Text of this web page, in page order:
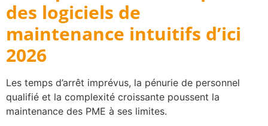
des logiciels de
maintenance intuitifs d’ici
2026
Les temps d’arrêt imprévus, la pénurie de personnel
qualifié et la complexité croissante poussent la
maintenance des PME à ses limites.